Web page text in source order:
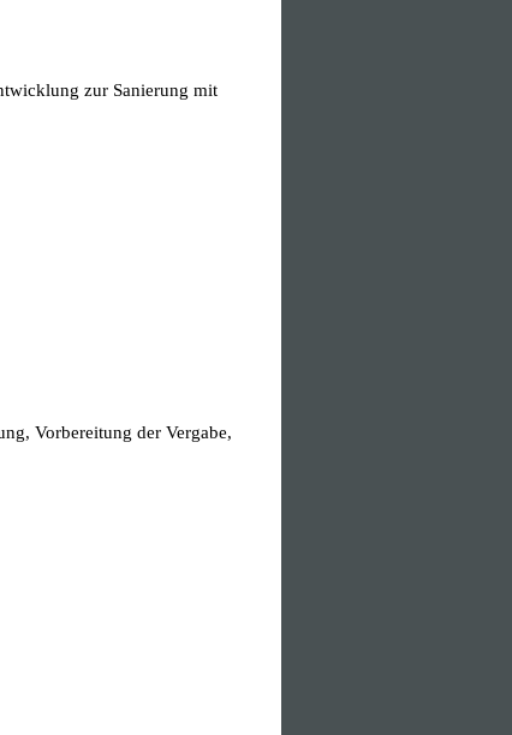
zur Sanierung mit
Vorbereitung der Vergabe,